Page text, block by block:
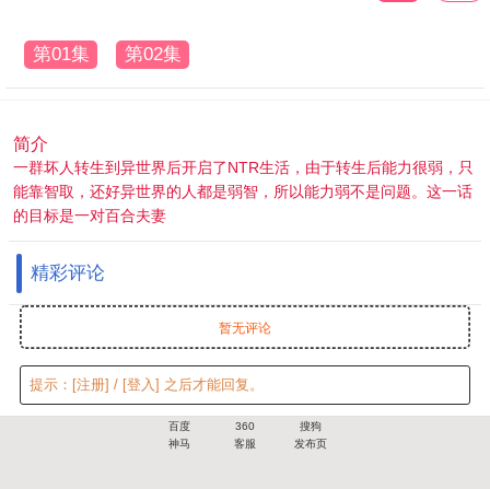
第01集 第02集
简介
一群坏人转生到异世界后开启了NTR生活，由于转生后能力很弱，只
能靠智取，还好异世界的人都是弱智，所以能力弱不是问题。这一话
的目标是一对百合夫妻
精彩评论
暂无评论
提示： [注册] / [登入] 之后才能回复。
百度 360
搜狗
神马
客服 发布页